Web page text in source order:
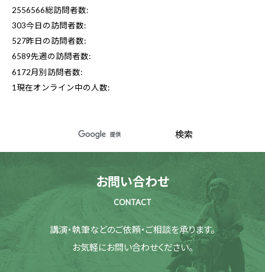
2556566総訪問者数:
303今日の訪問者数:
527昨日の訪問者数:
6589先週の訪問者数:
6172月別訪問者数:
1 現在オンライン中の人数:
お問い合わせ
CONTACT
講演・執筆などのご依頼・ご相談を承ります。
お気軽にお問い合わせください。